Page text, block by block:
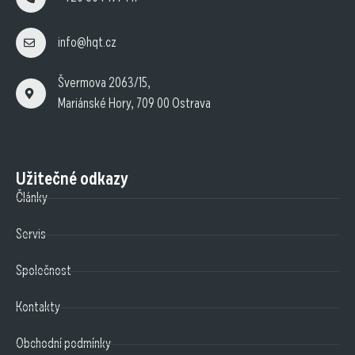
info@hqt.cz
Švermova 2063/15,
Mariánské Hory, 709 00 Ostrava
Užitečné odkazy
Články
Servis
Společnost
Kontakty
Obchodní podmínky